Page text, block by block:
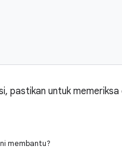
pastikan untuk memeriksa
membantu?